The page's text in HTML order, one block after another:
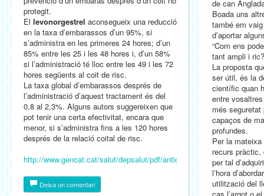
protegit.
El levonorgestrel aconsegueix una reducció
en la taxa d’embarassos d’un 95%, si
s’administra en les primeres 24 hores; d’un
85% entre les 25 i les 48 hores i, d’un 58%
si l’administració té lloc entre les 49 i les 72
hores següents al coit de risc.
La taxa global d’embarassos després de
l’administració d’aquest tractament és del
0,8 al 2,3%. Alguns autors suggereixen que
pot tenir una certa efectivitat, encara que
menor, si s’administra fins a les 120 hores
després de la relació coital de risc.
http://www.gencat.cat/salut/depsalut/pdf/anticoncepcio.pdf
Deixa un comentari
de can
Boada uns
també em
d’aportar
“Com ens
tant ampli i
La proposta
ser útil, és la
científic quan
entre
més seguretat
capaços de
profundes.
Per la
recurs pràctic,
per tal
l’hora
utilització del